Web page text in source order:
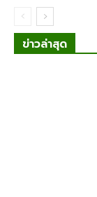
ข่าวล่าสุด